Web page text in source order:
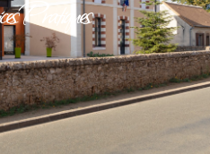
Pratiques